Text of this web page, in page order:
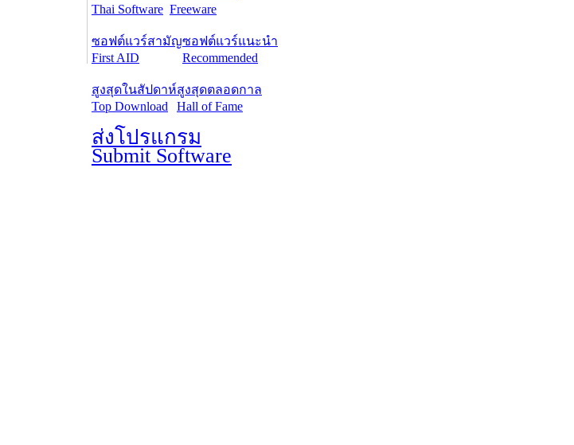
Thai Software Freeware
ซอฟต์แวร์สามัญ
First AID
ซอฟต์แวร์แนะนำ
Recommended
สูงสุดในสัปดาห์
Top Download
สูงสุดตลอดกาล
Hall of Fame
ส่งโปรแกรม
Submit Software